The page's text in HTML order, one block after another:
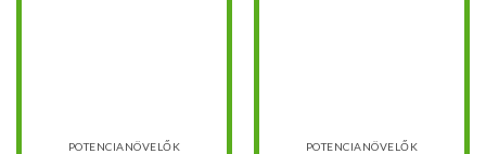
POTENCIANÖVELŐK POTENCIANÖVELŐK